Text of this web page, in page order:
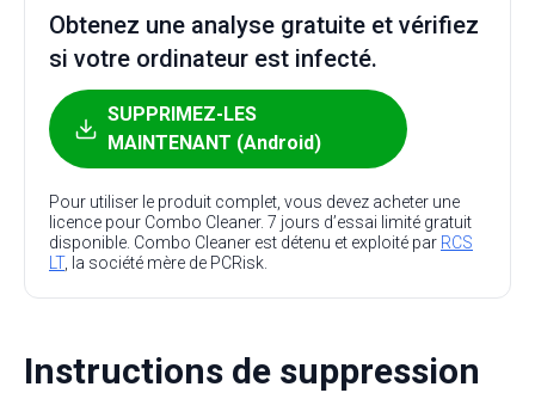
Obtenez une analyse gratuite et vérifiez
si votre ordinateur est infecté.
SUPPRIMEZ-LES
MAINTENANT (Android)
Pour utiliser le produit complet, vous devez acheter une
licence pour Combo Cleaner. 7 jours d’essai limité gratuit
disponible. Combo Cleaner est détenu et exploité par RCS
LT, la société mère de PCRisk.
Instructions de suppression